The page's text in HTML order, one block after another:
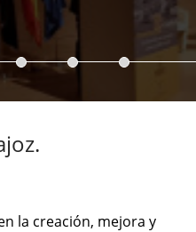
la creación, mejora y